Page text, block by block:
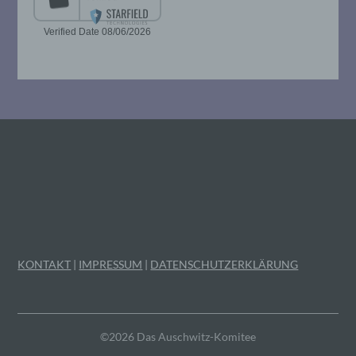
KONTAKT | IMPRESSUM | DATENSCHUTZERKLÄRUNG
©2026 Das Auschwitz-Komitee
Mitgliedstaaten vorgesehen werden.
juristische Person, Behörde, Einrichtung
oder andere Stelle, der personenbezogene
handelt oder nicht. Behörden, die im
Untersuchungsauftrags nach dem